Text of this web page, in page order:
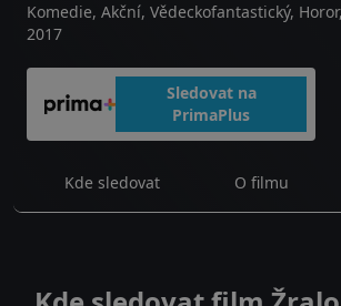
Komedie, Akční, Vědeckofantastický,
2017
Sledovat na
PrimaPlus
Kde sledovat O filmu